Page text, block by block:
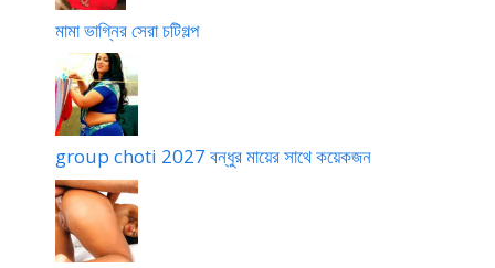
মামা ভাগ্নির সেরা চটিগল্প
group choti 2027 বন্ধুর মায়ের সাথে কয়েকজন